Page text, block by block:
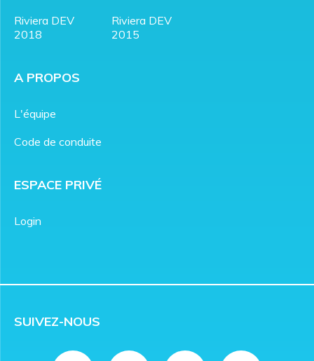
Riviera DEV
2018
Riviera DEV
2015
A PROPOS
L'équipe
Code de conduite
ESPACE PRIVÉ
Login
SUIVEZ-NOUS